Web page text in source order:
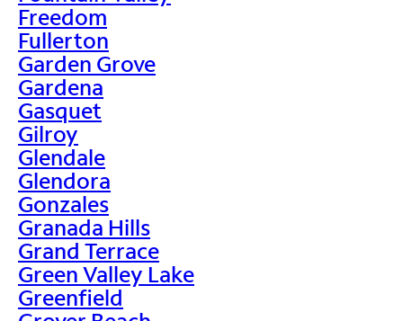
Freedom
Fullerton
Garden Grove
Gardena
Gasquet
Gilroy
Glendale
Glendora
Gonzales
Granada Hills
Grand Terrace
Green Valley Lake
Greenfield